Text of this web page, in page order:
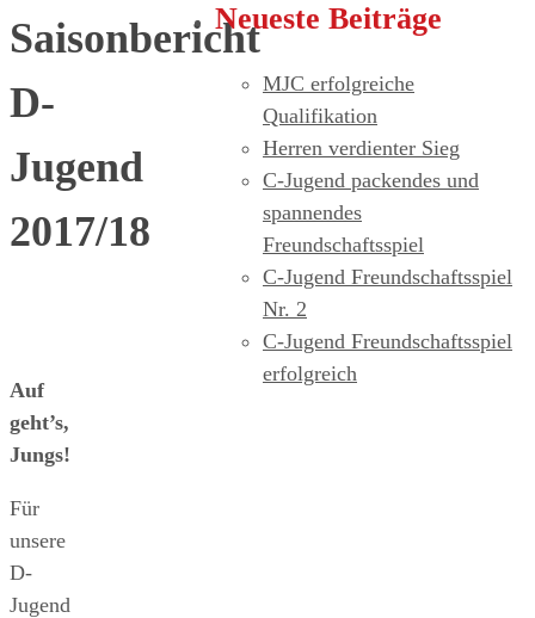
Saisonbericht
D-
Jugend
2017/18
Auf
geht’s,
Jungs!
Für
unsere
D-
Jugend
Neueste Beiträge
MJC erfolgreiche
Qualifikation
Herren verdienter Sieg
C-Jugend packendes und
spannendes
Freundschaftsspiel
C-Jugend Freundschaftsspiel
Nr. 2
C-Jugend Freundschaftsspiel
erfolgreich